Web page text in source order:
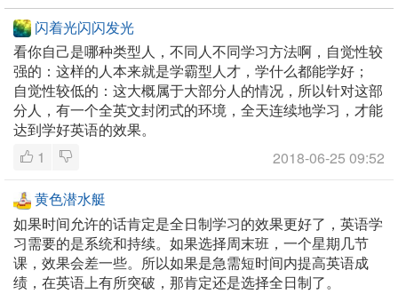
闪着光闪闪发光
看你自己是哪种类型人，不同人不同学习方法啊，自觉性较
强的：这样的人本来就是学霸型人才，学什么都能学好；
自觉性较低的：这大概属于大部分人的情况，所以针对这部
分人，有一个全英文封闭式的环境，全天连续地学习，才能
达到学好英语的效果。
1
2018-06-25 09:52
黄色潜水艇
如果时间允许的话肯定是全日制学习的效果更好了，英语学
习需要的是系统和持续。如果选择周末班，一个星期几节
课，效果会差一些。所以如果是急需短时间内提高英语成
绩，在英语上有所突破，那肯定还是选择全日制了。